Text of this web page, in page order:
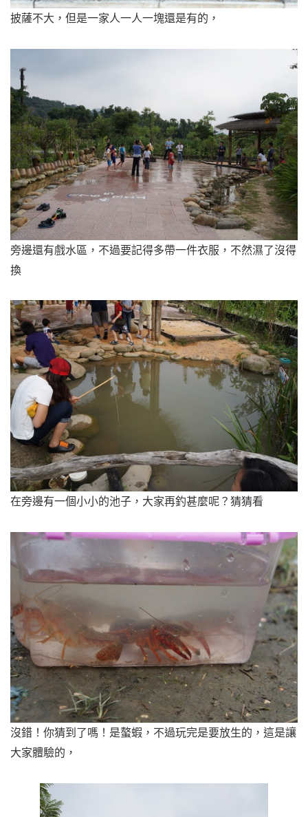
披薩不大，但是一家人一人一塊還是有的，
旁邊還有戲水區，不過要記得多帶一件衣服，不然濕了沒得
換
在旁邊有一個小小的池子，大家再釣甚麼呢？猜猜看
沒錯！你猜到了嗎！是螯蝦，不過玩完是要放生的，這是讓
大家體驗的，